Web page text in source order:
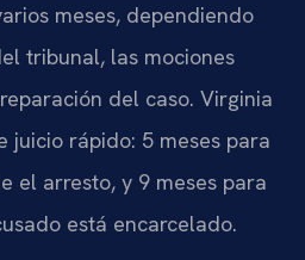
meses, dependiendo
tribunal, las mociones
del caso. Virginia
juicio rápido: 5 meses para
el arresto, y 9 meses para
está encarcelado.